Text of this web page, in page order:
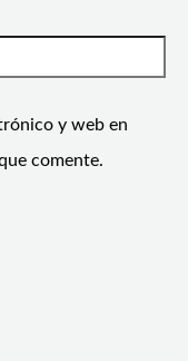
y web en
comente.